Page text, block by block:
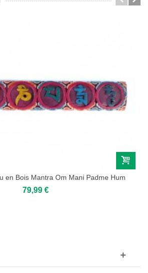
en Bois Mantra Om Mani Padme Hum
79,99 €